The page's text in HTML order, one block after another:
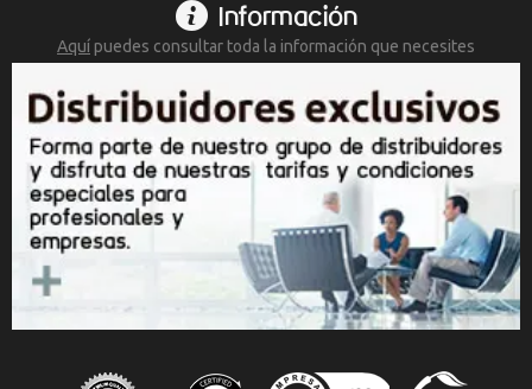
Información
Aquípuedes consultar toda la información que necesites